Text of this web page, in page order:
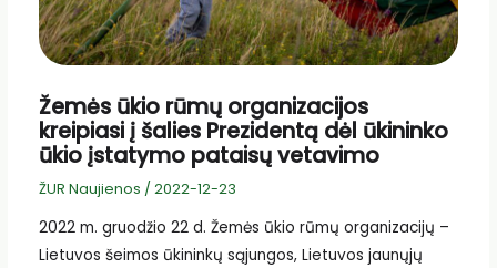
Žemės ūkio rūmų organizacijos
kreipiasi į šalies Prezidentą dėl ūkininko
ūkio įstatymo pataisų vetavimo
ŽUR Naujienos / 2022-12-23
2022 m. gruodžio 22 d. Žemės ūkio rūmų organizacijų –
Lietuvos šeimos ūkininkų sąjungos, Lietuvos jaunųjų